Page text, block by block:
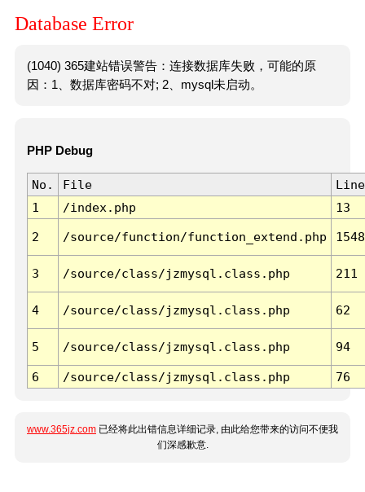
Database Error
(1040) 365建站错误警告：连接数据库失败，可能的原
因：1、数据库密码不对; 2、mysql未启动。
PHP Debug
No. File
Line
1
/index.php 13
2 /source/function/function_extend.php 1548
3 /source/class/jzmysql.class.php 211
4 /source/class/jzmysql.class.php 62
5 /source/class/jzmysql.class.php 94
6 /source/class/jzmysql.class.php 76
www.365jz.com 已经将此出错信息详细记录, 由此给您带来的访问不便我
们深感歉意.